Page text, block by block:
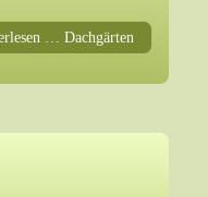
… Dachgärten